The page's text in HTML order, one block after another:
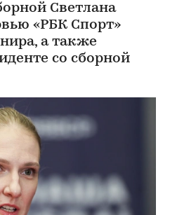
Светлана
«РБК Спорт»
а также
со сборной